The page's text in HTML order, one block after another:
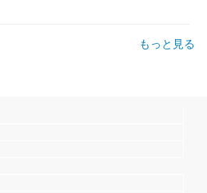
もっと見る